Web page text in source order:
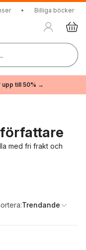
• Billiga böcker
upp till 50% →
med fri frakt och
Trendande